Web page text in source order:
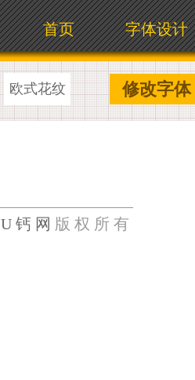
字体设计
首页
欧式花纹 修改字体
U钙网 版权所有